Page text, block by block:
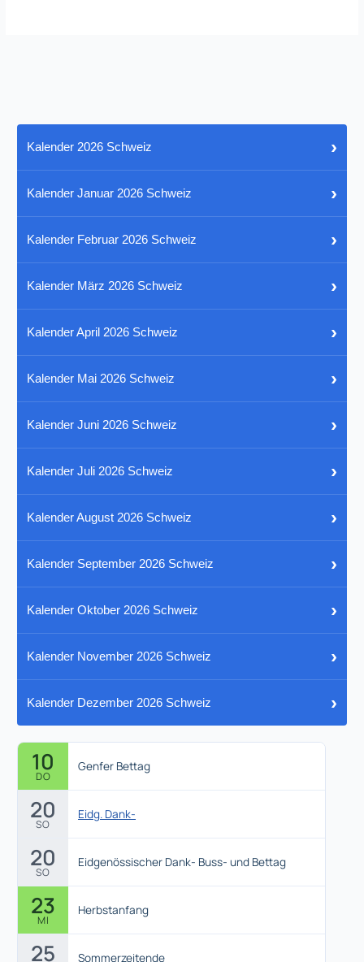
Kalender 2026 Schweiz ›
Kalender Januar 2026 Schweiz ›
Kalender Februar 2026 Schweiz ›
Kalender März 2026 Schweiz ›
Kalender April 2026 Schweiz ›
Kalender Mai 2026 Schweiz ›
Kalender Juni 2026 Schweiz ›
Kalender Juli 2026 Schweiz ›
Kalender August 2026 Schweiz ›
Kalender September 2026 Schweiz ›
Kalender Oktober 2026 Schweiz ›
Kalender November 2026 Schweiz ›
Kalender Dezember 2026 Schweiz ›
10
DO
Genfer Bettag
20
SO
Eidg. Dank-
20
SO
Eidgenössischer Dank- Buss- und Bettag
23
MI
Herbstanfang
25 Sommerzeitende